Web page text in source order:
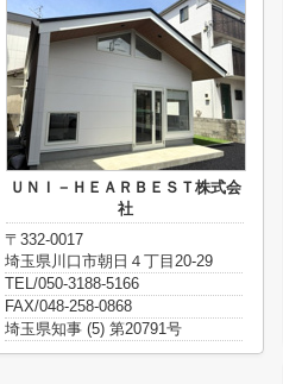
ＵＮＩ－ＨＥＡＲＢＥＳＴ株式会
社
〒332-0017
埼玉県川口市朝日４丁目20-29
TEL/050-3188-5166
FAX/048-258-0868
埼玉県知事 (5) 第20791号